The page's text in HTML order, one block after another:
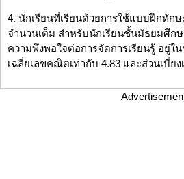
4. นักเรียนที่เรียนด้วยการใช้แบบฝึกทัก
จำนวนเต็ม สำหรับนักเรียนชั้นมัธยมศึก
ความพึงพอใจต่อการจัดการเรียนรู้ อยู่ใ
เฉลี่ยเลขคณิตเท่ากับ 4.83 และส่วนเบี่ย